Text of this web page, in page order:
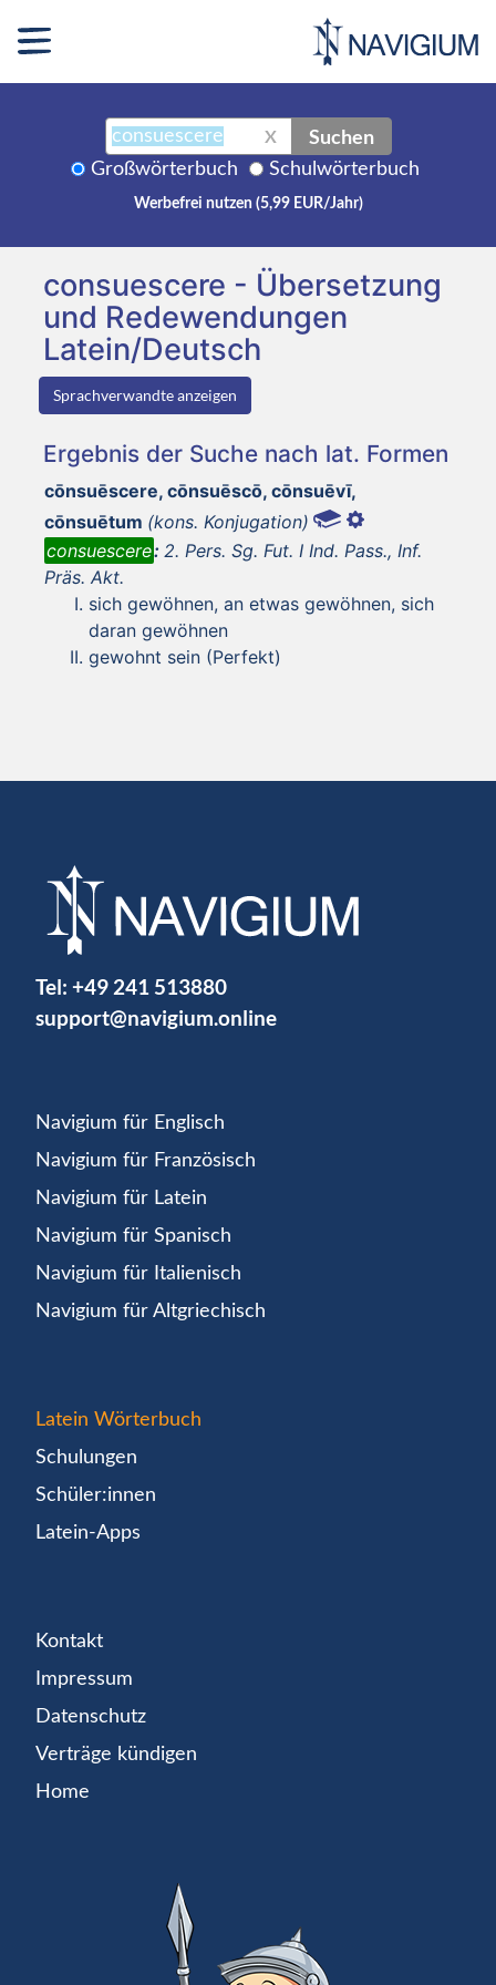
X Suchen
Großwörterbuch Schulwörterbuch
Werbefrei nutzen (5,99 EUR/Jahr)
consuescere - Übersetzung
und Redewendungen
Latein/Deutsch
Sprachverwandte anzeigen
Ergebnis der Suche nach lat. Formen
cōnsuēscere, cōnsuēscō, cōnsuēvī,
cōnsuētum (kons. Konjugation)
consuescere: 2. Pers. Sg. Fut. I Ind. Pass., Inf.
Präs. Akt.
sich gewöhnen, an etwas gewöhnen, sich
daran gewöhnen
gewohnt sein (Perfekt)
Tel: +49 241 513880
support@navigium.online
Navigium für Englisch
Navigium für Französisch
Navigium für Latein
Navigium für Spanisch
Navigium für Italienisch
Navigium für Altgriechisch
Latein Wörterbuch
Schulungen
Schüler:innen
Latein-Apps
Kontakt
Impressum
Datenschutz
Verträge kündigen
Home